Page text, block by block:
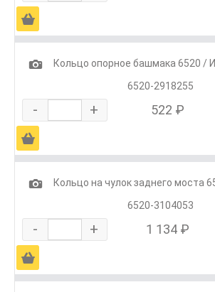
Ä
1
Кольцо опорное башмака 6520 /
6520-2918255
- + 522 ₽
Ä
1
Кольцо на чулок заднего моста
6520-3104053
- + 1 134 ₽
Ä